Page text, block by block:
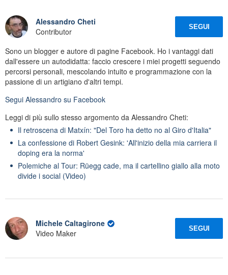
Alessandro Cheti
Contributor
SEGUI
Sono un blogger e autore di pagine Facebook. Ho i vantaggi dati
dall'essere un autodidatta: faccio crescere i miei progetti seguendo
percorsi personali, mescolando intuito e programmazione con la
passione di un artigiano d'altri tempi.
Segui Alessandro su Facebook
Leggi di più sullo stesso argomento da Alessandro Cheti:
Il retroscena di Matxín: "Del Toro ha detto no al Giro d'Italia"
La confessione di Robert Gesink: 'All'inizio della mia carriera il
doping era la norma'
Polemiche al Tour: Rüegg cade, ma il cartellino giallo alla moto
divide i social (Video)
Michele Caltagirone
Video Maker
SEGUI